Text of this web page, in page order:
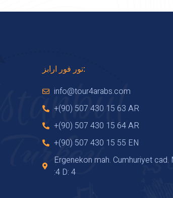
تور فور ارابز:
info@tour4arabs.com
+(90) 507 430 15 63 AR
+(90) 507 430 15 64 AR
+(90) 507 430 15 55 EN
Ergenekon mah. Cumhuriyet cad.
:4 D: 4